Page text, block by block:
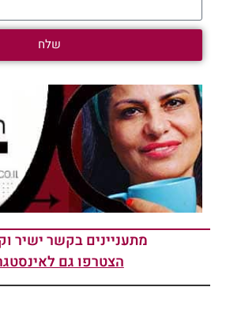
שלח
מתעניינים בקשר ישיר
הצטרפו גם